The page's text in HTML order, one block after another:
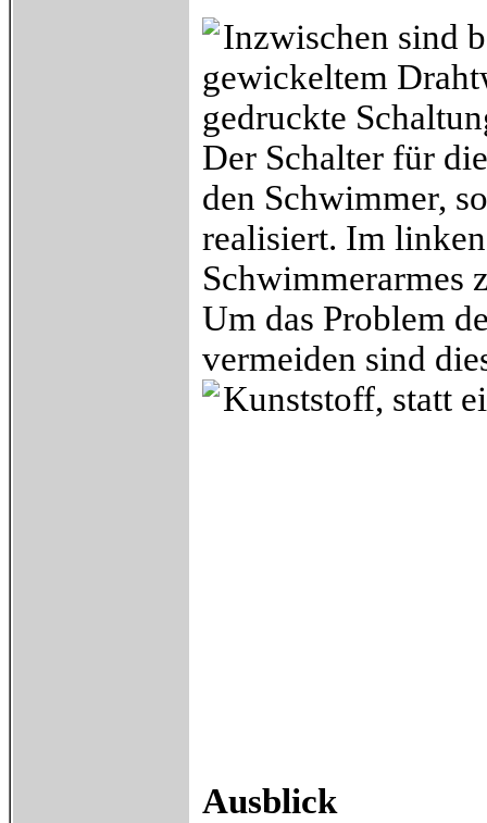
Inzwischen sind
gewickeltem
gedruckte
Der Schalter für
den Schwimmer,
realisiert. Im
Schwimmerarmes
Um das Problem
vermeiden sind
Kunststoff, statt
Ausblick